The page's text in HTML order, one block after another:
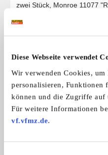
Diese Webseite verwendet
Wir verwenden Cookies,
personalisieren, Funktionen
können und die Zugriffe auf
Für weitere Informationen
vf.vfmz.de.
Sierra 84-93 NOS
zwei Stück, Monroe 11077